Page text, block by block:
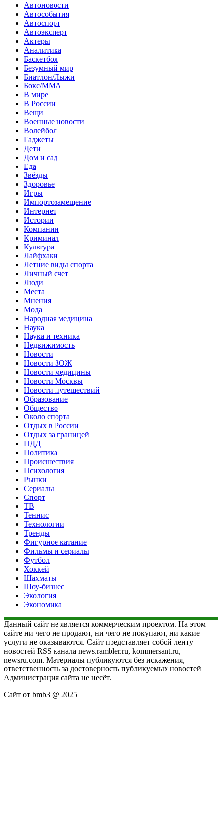
Автоновости
Автособытия
Автоспорт
Автоэксперт
Актеры
Аналитика
Баскетбол
Безумный мир
Биатлон/Лыжи
Бокс/MMA
В мире
В России
Вещи
Военные новости
Волейбол
Гаджеты
Дети
Дом и сад
Еда
Звёзды
Здоровье
Игры
Импортозамещение
Интернет
Истории
Компании
Криминал
Культура
Лайфхаки
Летние виды спорта
Личный счет
Люди
Места
Мнения
Мода
Народная медицина
Наука
Наука и техника
Недвижимость
Новости
Новости ЗОЖ
Новости медицины
Новости Москвы
Новости путешествий
Образование
Общество
Около спорта
Отдых в России
Отдых за границей
ПДД
Политика
Происшествия
Психология
Рынки
Сериалы
Спорт
ТВ
Теннис
Технологии
Тренды
Фигурное катание
Фильмы и сериалы
Футбол
Хоккей
Шахматы
Шоу-бизнес
Экология
Экономика
Данный сайт не является коммерческим проектом. На этом
сайте ни чего не продают, ни чего не покупают, ни какие
услуги не оказываются. Сайт представляет собой ленту
новостей RSS канала news.rambler.ru, kommersant.ru,
newsru.com. Материалы публикуются без искажения,
ответственность за достоверность публикуемых новостей
Администрация сайта не несёт.
Сайт от bmb3 @ 2025